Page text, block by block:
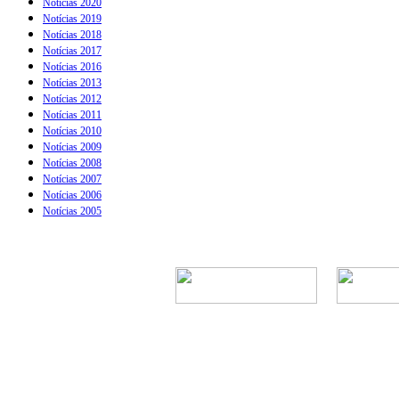
Notícias 2020
Notícias 2019
Notícias 2018
Notícias 2017
Notícias 2016
Notícias 2013
Notícias 2012
Notícias 2011
Notícias 2010
Notícias 2009
Notícias 2008
Notícias 2007
Notícias 2006
Notícias 2005